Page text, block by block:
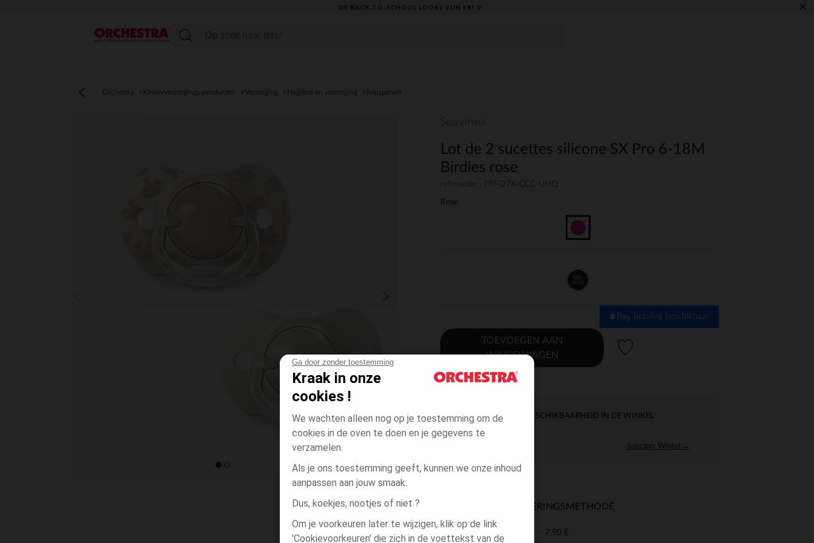
Ga door zonder toestemming
Kraak in onze
cookies !
We wachten alleen nog op je toestemming om de
cookies in de oven te doen en je gegevens te
verzamelen.
Als je ons toestemming geeft, kunnen we onze inhoud
aanpassen aan jouw smaak.
Dus, koekjes, nootjes of niet ?
Om je voorkeuren later te wijzigen, klik op de link
'Cookievoorkeuren' die zich in de voettekst van de
DE BACK-TO-SCHOOL LOOKS ZIJN ER! ✨ ×
menu
Orchestra Kinderverzorgings-producten Verzorging Hygiëne en verzorging Fopspenen
Lot de 2 sucettes silicone SX Pro 6-18M
Birdies rose
Rose
één
maat
betaling beschikbaar
TOEVOEGEN AAN
WINKELWAGEN
DIRECTE BESCHIKBAARHEID IN DE WINKEL
Selecteer Winkel →
BESCHIKBAARE LEVERINGSMETHODE
levering aan huis 7,90 €